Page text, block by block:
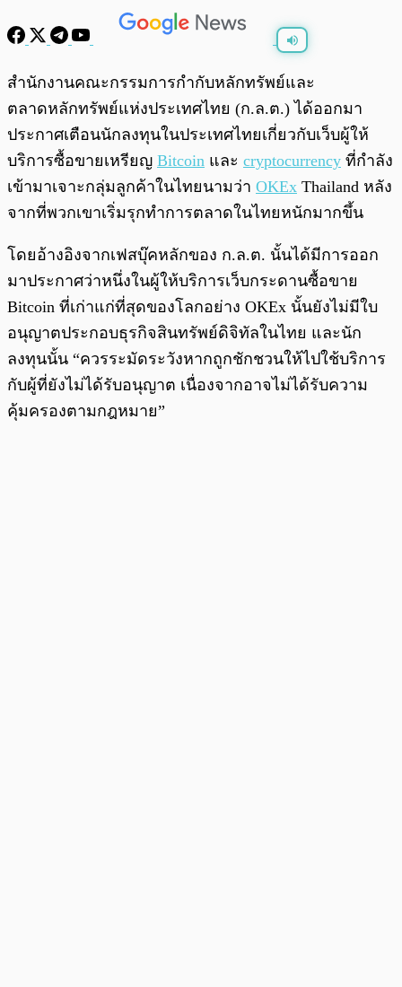
สำนักงานคณะกรรมการกำกับหลักทรัพย์และ
ตลาดหลักทรัพย์แห่งประเทศไทย (ก.ล.ต.) ได้ออกมา
ประกาศเตือนนักลงทุนในประเทศไทยเกี่ยวกับเว็บผู้ให้
บริการซื้อขายเหรียญ Bitcoin และ cryptocurrency ที่กำลัง
เข้ามาเจาะกลุ่มลูกค้าในไทยนามว่า OKEx Thailand หลัง
จากที่พวกเขาเริ่มรุกทำการตลาดในไทยหนักมากขึ้น
โดยอ้างอิงจากเฟสบุ๊คหลักของ ก.ล.ต. นั้นได้มีการออก
มาประกาศว่าหนึ่งในผู้ให้บริการเว็บกระดานซื้อขาย
Bitcoin ที่เก่าแก่ที่สุดของโลกอย่าง OKEx นั้นยังไม่มีใบ
อนุญาตประกอบธุรกิจสินทรัพย์ดิจิทัลในไทย และนัก
ลงทุนนั้น “ควรระมัดระวังหากถูกชักชวนให้ไปใช้บริการ
กับผู้ที่ยังไม่ได้รับอนุญาต เนื่องจากอาจไม่ได้รับความ
คุ้มครองตามกฎหมาย”